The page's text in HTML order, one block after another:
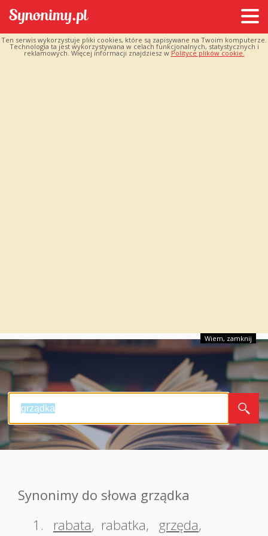
Ten serwis wykorzystuje pliki cookies, które są zapisywane na Twoim komputerze.
Technologia ta jest wykorzystywana w celach funkcjonalnych, statystycznych i
reklamowych. Więcej informacji znajdziesz w Polityce plików cookie.
Wiem, zamknij
Synonimy do słowa grządka
1.
rabata, rabatka, grzęda,